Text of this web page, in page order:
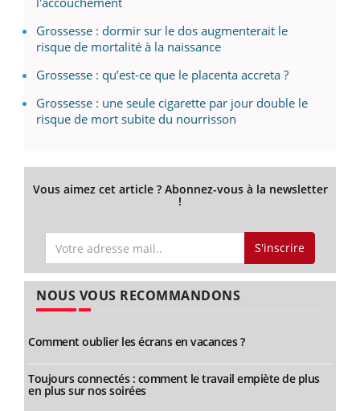
Grossesse : dormir sur le dos augmenterait le
risque de mortalité à la naissance
Grossesse : qu’est-ce que le placenta accreta ?
Grossesse : une seule cigarette par jour double le
risque de mort subite du nourrisson
Vous aimez cet article ? Abonnez-vous à la newsletter
!
S'inscrire
NOUS VOUS RECOMMANDONS
Comment oublier les écrans en vacances ?
Toujours connectés : comment le travail empiète de plus
en plus sur nos soirées